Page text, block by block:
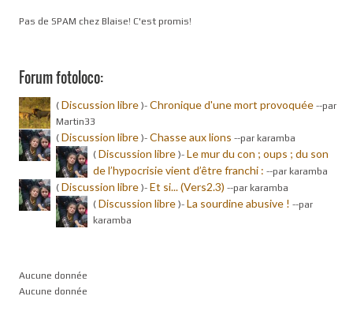
Pas de SPAM chez Blaise! C'est promis!
Forum fotoloco:
( Discussion libre )- Chronique d'une mort provoquée --par
Martin33
( Discussion libre )- Chasse aux lions --par karamba
( Discussion libre )- Le mur du con ; oups ; du son
de l’hypocrisie vient d’être franchi : --par karamba
( Discussion libre )- Et si... (Vers2.3) --par karamba
( Discussion libre )- La sourdine abusive ! --par
karamba
Aucune donnée
Aucune donnée